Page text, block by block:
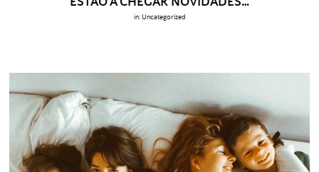
in: Uncategorized